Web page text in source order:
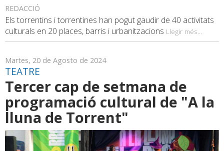
REDACCIÓ
Els torrentins i torrentines han pogut gaudir de 40 activitats
culturals en 20 places, barris i urbanitzacions Llegir més...
Martes, 20 de Agosto de 2024
TEATRE
Tercer cap de setmana de
programació cultural de "A la
lluna de Torrent"